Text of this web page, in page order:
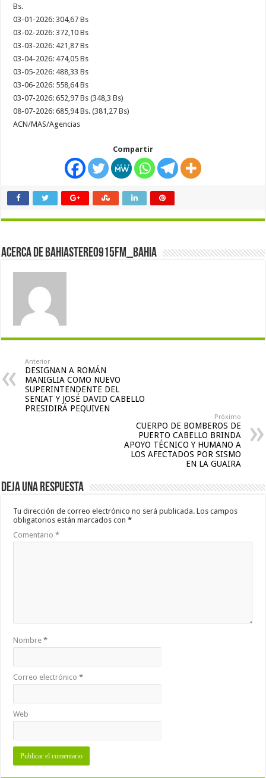
Bs.
03-01-2026: 304,67 Bs
03-02-2026: 372,10 Bs
03-03-2026: 421,87 Bs
03-04-2026: 474,05 Bs
03-05-2026: 488,33 Bs
03-06-2026: 558,64 Bs
03-07-2026: 652,97 Bs (348,3 Bs)
08-07-2026: 685,94 Bs. (381,27 Bs)
ACN/MAS/Agencias
Compartir
Acerca de bahiastereo915fm_bahia
Anterior
DESIGNAN A ROMÁN
MANIGLIA COMO NUEVO
SUPERINTENDENTE DEL
SENIAT Y JOSÉ DAVID CABELLO
PRESIDIRÁ PEQUIVEN
Próximo
CUERPO DE BOMBEROS DE
PUERTO CABELLO BRINDA
APOYO TÉCNICO Y HUMANO A
LOS AFECTADOS POR SISMO
EN LA GUAIRA
Deja una respuesta
Tu dirección de correo electrónico no será publicada. Los campos
obligatorios están marcados con*
Comentario*
Nombre*
Correo electrónico*
Web